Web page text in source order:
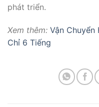
phát triển.
Xem thêm: Vận
Chỉ 6 Tiếng